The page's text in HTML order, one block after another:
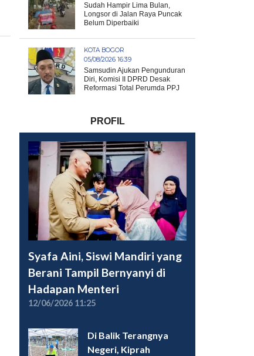
Sudah Hampir Lima Bulan,
Longsor di Jalan Raya Puncak
Belum Diperbaiki
KOTA BOGOR
05/08/2026 16:39
Samsudin Ajukan Pengunduran
Diri, Komisi II DPRD Desak
Reformasi Total Perumda PPJ
PROFIL
Syafa Aini, Siswi Mandiri yang
Berani Tampil Bernyanyi di
Hadapan Menteri
12/06/2026 11:25
Di Balik Terangnya
Negeri, Kiprah